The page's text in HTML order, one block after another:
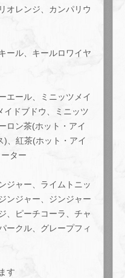
オレンジ、カンパリウ
ール、キールロワイヤ
エール、ミニッツメイ
イドブドウ、ミニッツ
ロン茶(ホット・アイ
)、紅茶(ホット・アイ
ター
ジャー、ライムトニッ
ンジャー、ジンジャー
、ピーチコーラ、チャ
ークル、グレープフィ
す